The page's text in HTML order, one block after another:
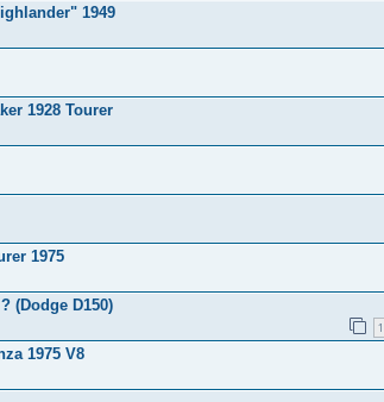
1949
1928 Tourer
1975
(Dodge D150)
1
1975 V8